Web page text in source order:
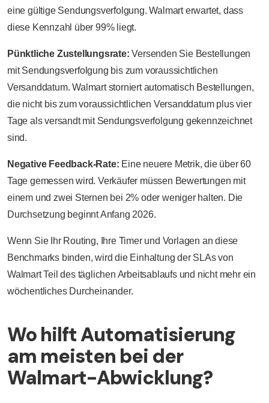
eine gültige Sendungsverfolgung. Walmart erwartet, dass
diese Kennzahl über 99% liegt.
Pünktliche Zustellungsrate: Versenden Sie Bestellungen
mit Sendungsverfolgung bis zum voraussichtlichen
Versanddatum. Walmart storniert automatisch Bestellungen,
die nicht bis zum voraussichtlichen Versanddatum plus vier
Tage als versandt mit Sendungsverfolgung gekennzeichnet
sind.
Negative Feedback-Rate: Eine neuere Metrik, die über 60
Tage gemessen wird. Verkäufer müssen Bewertungen mit
einem und zwei Sternen bei 2% oder weniger halten. Die
Durchsetzung beginnt Anfang 2026.
Wenn Sie Ihr Routing, Ihre Timer und Vorlagen an diese
Benchmarks binden, wird die Einhaltung der SLAs von
Walmart Teil des täglichen Arbeitsablaufs und nicht mehr ein
wöchentliches Durcheinander.
Wo hilft Automatisierung
am meisten bei der
Walmart-Abwicklung?